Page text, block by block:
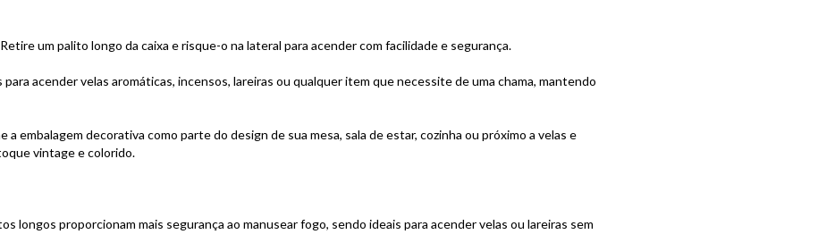
um palito longo da caixa e risque-o na lateral para acender com facilidade e segurança.
acender velas aromáticas, incensos, lareiras ou qualquer item que necessite de uma chama, mantendo
a embalagem decorativa como parte do design de sua mesa, sala de estar, cozinha ou próximo a velas e
vintage e colorido.
longos proporcionam mais segurança ao manusear fogo, sendo ideais para acender velas ou lareiras sem